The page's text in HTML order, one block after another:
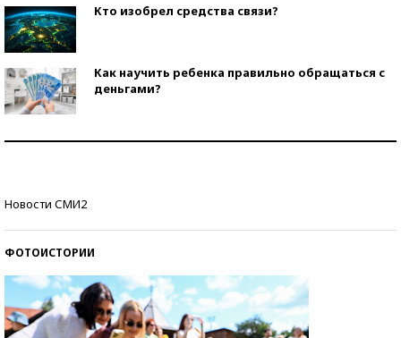
Кто изобрел средства связи?
Как научить ребенка правильно обращаться с
деньгами?
Новости СМИ2
ФОТОИСТОРИИ